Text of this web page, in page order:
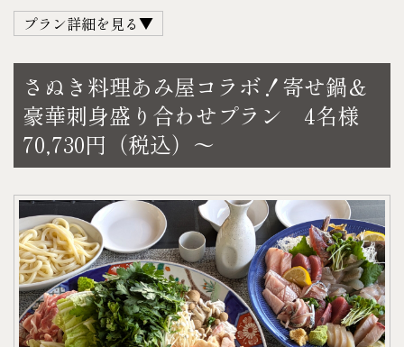
7日前より ５０%
不 泊 １００%
※写真はイメージです。内容が変わる場合がありま
す。
♬サプライズ・記念日のご相談承ります♬
ズ、、、などの特別な演出に！
ご予算等に応じて相談承ります。ご希望の場合はお
気軽にお問い合わせください。
〈D.スナック菓子〉
・スナック菓子1袋（指定不可）
お1人様あたり
●A.アルコール…1本
●B.アルコール…1本
●C.ソフトドリンク…1本
上記の計3本をお選びいただけます。
※お酒をお召しにならない方はCより2本+Dをお付け
します。
＜宿泊＞
平日 47,300円（税込）
土・日・祝日 55,000円（税込）
＜お食事＞
デラックスセット（5人前）34,500円（税込）
・ミネラルウォーター
各500㎖（仕入れ状況により内容量がかわる事がござ
います）
〈D.スナック菓子〉
・スナック菓子1袋（指定不可）
●A.アルコール…1本
●B.アルコール…1本
●C.ソフトドリンク…1本
上記の計3本をお選びいただけます。
※お酒をお召しにならない方はCより2本+Dをお付け
します。
プラン詳細を見る▼
瀬戸内海で獲れた新鮮な魚介や地産の食材など、美
味しい ❝地のもの❞ が味わえると大人気の
観音寺にある人気居酒屋『あみ屋』さん。
ゲストハウスでの夕食時間を、贅沢な料理で更に特
別なものにしてみてはいかがでしょうか♪
【セット内容】
・寄せ鍋（うどん付）
・刺身盛り合わせ
【お好みのドリンク】
〈A.アルコール〉
・アサヒ オフ（発泡酒）
さぬき料理あみ屋コラボ！寄せ鍋＆
豪華刺身盛り合わせプラン 4名様
70,730円（税込）～